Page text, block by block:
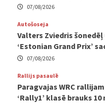
07/08/2026
Autošoseja
Valters Zviedris
‘Estonian Grand Prix’
07/08/2026
Rallijs pasaulē
Paragvajas WRC
‘Rally1’ klasē brauks 10